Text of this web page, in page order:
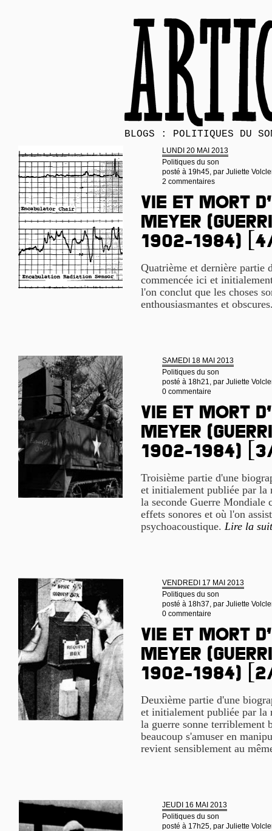
BLOGS : POLITIQUES DU
LUNDI 20 MAI 2013
Politiques du son
posté à 19h45, par Juliette
2 commentaires
Vie et mort
Meyer
1902-1984)
Quatrième et dernière partie
commencée ici et
l'on conclut que les choses
enthousiasmantes et
SAMEDI 18 MAI 2013
Politiques du son
posté à 18h21, par Juliette
0 commentaire
Vie et mort
Meyer
1902-1984)
Troisième partie d'une
et initialement publiée par la
la seconde Guerre Mondiale
effets sonores et où l'on
psychoacoustique. Lire la
VENDREDI 17 MAI 2013
Politiques du son
posté à 18h37, par Juliette
0 commentaire
Vie et mort
Meyer
1902-1984)
Deuxième partie d'une
et initialement publiée par la
la guerre sonne terriblement
beaucoup s'amuser en
revient sensiblement au
JEUDI 16 MAI 2013
Politiques du son
posté à 17h25, par Juliette